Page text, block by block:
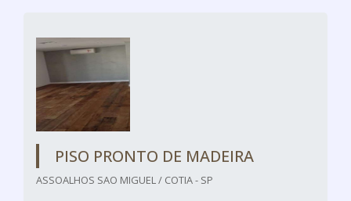
PISO PRONTO DE MADEIRA
ASSOALHOS SAO MIGUEL / COTIA - SP